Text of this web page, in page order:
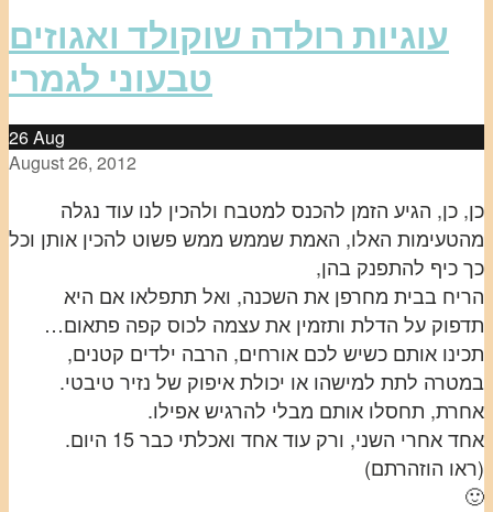
עוגיות רולדה שוקולד ואגוזים
טבעוני לגמרי
26Aug
August 26, 2012
כן, כן, הגיע הזמן להכנס למטבח ולהכין לנו עוד נגלה
מהטעימות האלו, האמת שממש ממש פשוט להכין אותן וכל
כך כיף להתפנק בהן,
הריח בבית מחרפן את השכנה, ואל תתפלאו אם היא
תדפוק על הדלת ותזמין את עצמה לכוס קפה פתאום…
תכינו אותם כשיש לכם אורחים, הרבה ילדים קטנים,
במטרה לתת למישהו או יכולת איפוק של נזיר טיבטי.
אחרת, תחסלו אותם מבלי להרגיש אפילו.
אחד אחרי השני, ורק עוד אחד ואכלתי כבר 15 היום.
(ראו הוזהרתם)
🙂